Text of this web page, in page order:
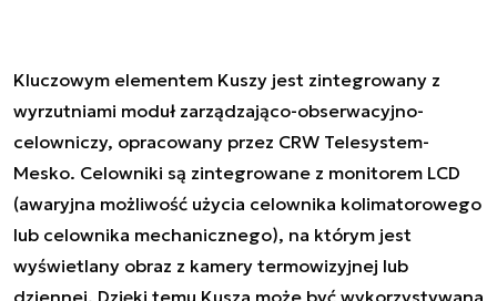
Kluczowym elementem Kuszy jest zintegrowany z
wyrzutniami moduł zarządzająco-obserwacyjno-
celowniczy, opracowany przez CRW Telesystem-
Mesko. Celowniki są zintegrowane z monitorem LCD
(awaryjna możliwość użycia celownika kolimatorowego
lub celownika mechanicznego), na którym jest
wyświetlany obraz z kamery termowizyjnej lub
dziennej. Dzięki temu Kusza może być wykorzystywana